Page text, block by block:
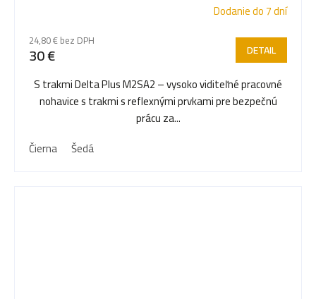
Dodanie do 7 dní
24,80 € bez DPH
30 € DETAIL
S trakmi Delta Plus M2SA2 – vysoko viditeľné pracovné
nohavice s trakmi s reflexnými prvkami pre bezpečnú
prácu za...
Čierna
Šedá